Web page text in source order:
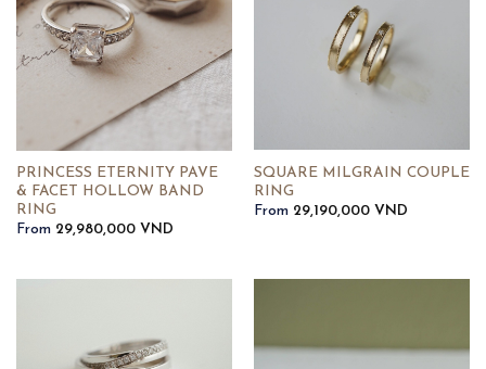
PRINCESS ETERNITY PAVE
& FACET HOLLOW BAND
RING
From 29,980,000 VND
SQUARE MILGRAIN COUPLE
RING
From 29,190,000 VND